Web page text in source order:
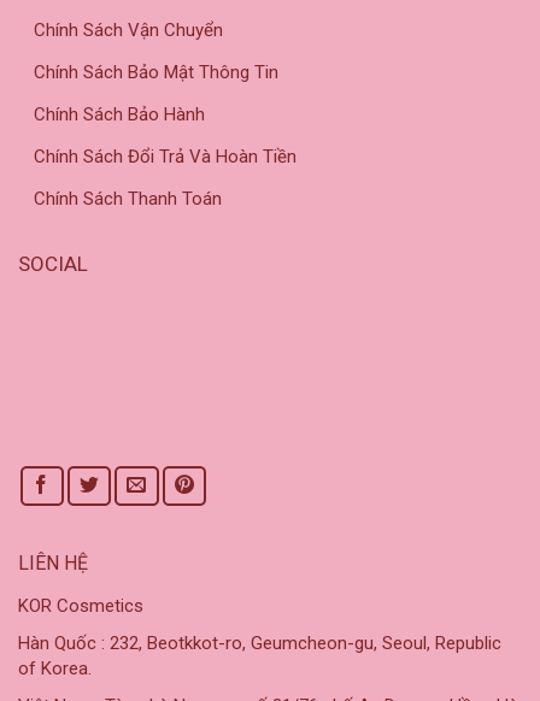
Chính Sách Vận Chuyển
Chính Sách Bảo Mật Thông Tin
Chính Sách Bảo Hành
Chính Sách Đổi Trả Và Hoàn Tiền
Chính Sách Thanh Toán
SOCIAL
LIÊN HỆ
KOR Cosmetics
Hàn Quốc : 232, Beotkkot-ro, Geumcheon-gu, Seoul, Republic
of Korea.